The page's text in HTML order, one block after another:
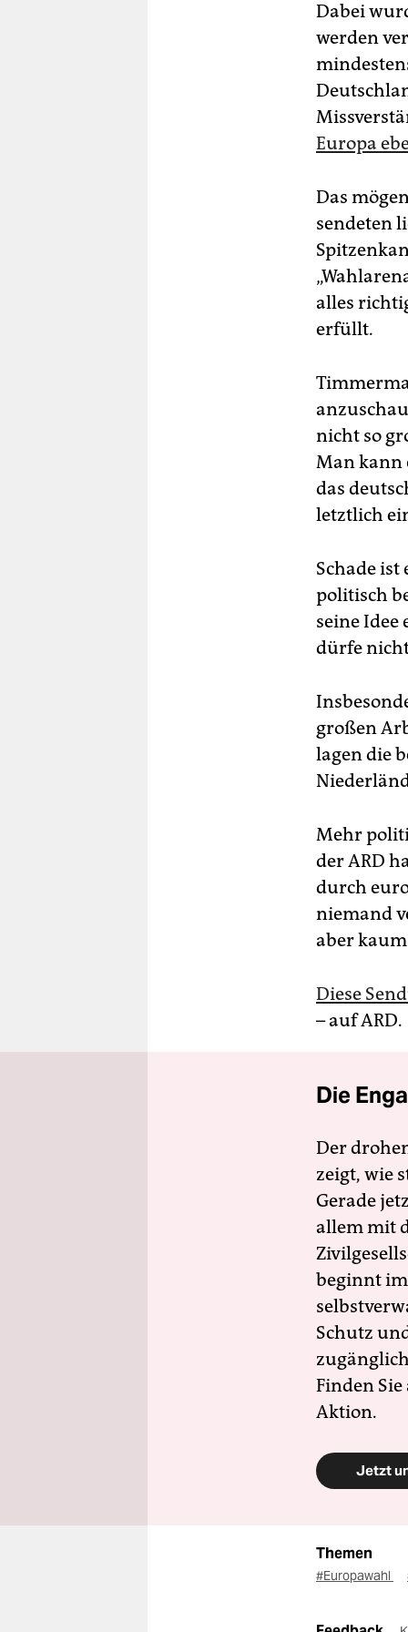
Dabei
werden
Europa
Das
sendeten
alles
erfüllt.
nicht so
Man kann
das
letztlich
Schade
politisch
seine Idee
dürfe
großen
lagen die
Mehr
der ARD
durch
niemand
aber
Diese
– auf ARD.
Die
Der
zeigt, wie
Gerade
allem mit
beginnt
Schutz
Finden
Aktion.
Jetzt
Themen
#Europawahl